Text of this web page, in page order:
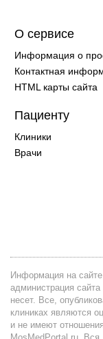
О сервисе
Информация о
Контактная
HTML карты сайта
Пациенту
Клиники
Врачи
Информация на
администрация
несет. Все,
клиниках являются
и не имеют